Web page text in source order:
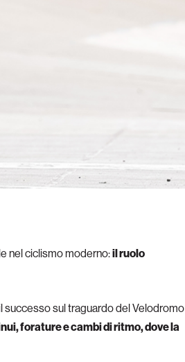
nel ciclismo moderno:il ruolo
successo sul traguardo del Velodromo
forature e cambi di ritmo, dove la